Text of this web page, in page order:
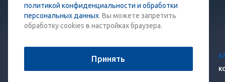
© 2026 Все права защищены.
политикой конфиденциальности и обработки
персональных данных. Вы можете запретить
обработку cookies в настройках браузера.
Принять